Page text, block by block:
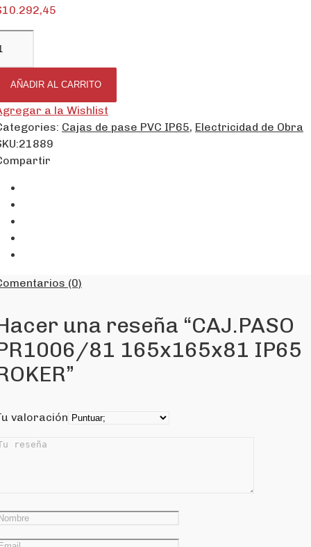
10.292,45
AÑADIR AL CARRITO
a la Wishlist
Cajas de pase PVC IP65, Electricidad de Obra
21889
(0)
una reseña “CAJ.PASO
81 165x165x81 IP65
valoración